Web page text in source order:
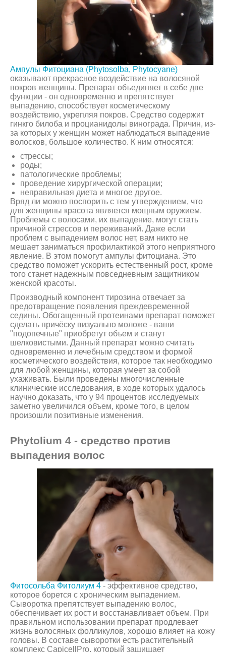
Ампулы Фитоциана (Phytosolba, Phytocyane)
оказывают прекрасное воздействие на волосяной
покров женщины. Препарат объединяет в себе две
функции - он одновременно и препятствует
выпадению, способствует косметическому
воздействию, укрепляя покров. Средство содержит
гинкго билоба и процианидолы винограда. Причин, из-
за которых у женщин может наблюдаться выпадение
волосков, большое количество. К ним относятся:
стрессы;
роды;
патологические проблемы;
проведение хирургической операции;
неправильная диета и многое другое.
Вряд ли можно поспорить с тем утверждением, что
для женщины красота является мощным оружием.
Проблемы с волосами, их выпадение, могут стать
причиной стрессов и переживаний. Даже если
проблем с выпадением волос нет, вам никто не
мешает заниматься профилактикой этого неприятного
явление. В этом помогут ампулы фитоциана. Это
средство поможет ускорить естественный рост, кроме
того станет надежным повседневным защитником
женской красоты.
Производный компонент тирозина отвечает за
предотвращение появления преждевременной
седины. Обогащенный протеинами препарат поможет
сделать причёску визуально моложе - ваши
"подопечные" приобретут объем и станут
шелковистыми. Данный препарат можно считать
одновременно и лечебным средством и формой
косметического воздействия, которое так необходимо
для любой женщины, которая умеет за собой
ухаживать. Были проведены многочисленные
клинические исследования, в ходе которых удалось
научно доказать, что у 94 процентов исследуемых
заметно увеличился объем, кроме того, в целом
произошли позитивные изменения.
Phytolium 4 - средство против
выпадения волос
Фитосольба Фитолиум 4 - эффективное средство,
которое борется с хроническим выпадением.
Сыворотка препятствует выпадению волос,
обеспечивает их рост и восстанавливает объем. При
правильном использовании препарат продлевает
жизнь волосяных фолликулов, хорошо влияет на кожу
головы. В составе сыворотки есть растительный
комплекс CapicellPro, который защищает